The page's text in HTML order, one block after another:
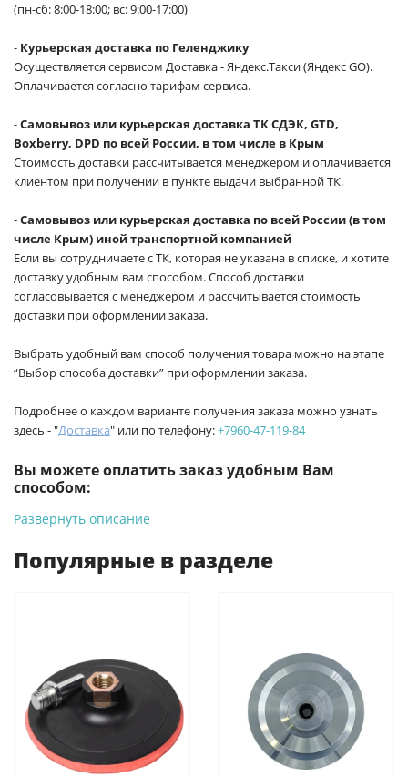
(пн-сб: 8:00-18:00; вс: 9:00-17:00)
- Курьерская доставка по Геленджику
Осуществляется сервисом Доставка - Яндекс.Такси (Яндекс GO).
Оплачивается согласно тарифам сервиса.
-Самовывоз или курьерская доставка ТК СДЭК, GTD,
Boxberry, DPD по всей России, в том числе в Крым
Стоимость доставки рассчитывается менеджером и оплачивается
клиентом при получении в пункте выдачи выбранной ТК.
-Самовывоз или курьерская доставка по всей России (в том
числе Крым) иной транспортной компанией
Если вы сотрудничаете с ТК, которая не указана в списке, и хотите
доставку удобным вам способом. Способ доставки
согласовывается с менеджером и рассчитывается стоимость
доставки при оформлении заказа.
Выбрать удобный вам способ получения товара можно на этапе
“Выбор способа доставки” при оформлении заказа.
Подробнее о каждом варианте получения заказа можно узнать
здесь - "Доставка" или по телефону:+7960-47-119-84
Вы можете оплатить заказ удобным Вам
способом:
-Банковской картой на сайте ProffЭлектро. Данный вид
Для юридических лиц: переводом на расчетный счет при
онлайн оплате заказа на сайте.
Подробнее о способах оплаты можно узнать здесь - "Оплата"
Развернуть описание
Популярные в разделе